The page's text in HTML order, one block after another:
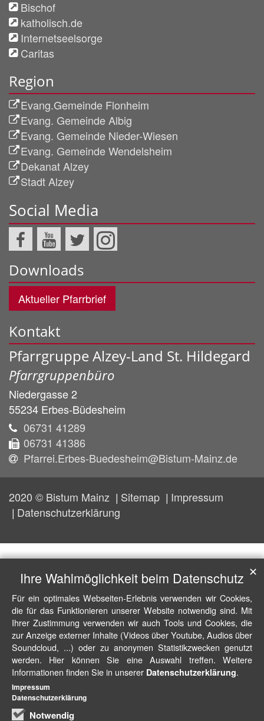
Bischof
katholisch.de
Internetseelsorge
Caritas
Region
Evang.Gemeinde Flonheim
Evang. Gemeinde Albig
Evang. Gemeinde Nieder-Wiesen
Evang. Gemeinde Wendelsheim
Dekanat Alzey
Stadt Alzey
Social Media
Downloads
Aktueller Pfarrbrief
Kontakt
Pfarrgruppe Alzey-Land St. Hildegard
Pfarrgruppenbüro
Niedergasse 2
55234 Erbes-Büdesheim
06731 41289
06731 41386
Pfarrei.Erbes-Buedesheim@Bistum-Mainz.de
2020 © Bistum Mainz Sitemap
Impressum
Datenschutzerklärung
Ihre Wahlmöglichkeit beim Datenschutz
Für ein optimales Webseiten-Erlebnis verwenden wir Cookies,
die für das Funktionieren unserer Website notwendig sind. Mit
Ihrer Zustimmung verwenden wir auch Tools und Cookies, die
zur Anzeige externer Inhalte (Videos über Youtube, Audios über
Soundcloud, ...) oder zu anonymen Statistikzwecken genutzt
werden. Hier können Sie eine Auswahl treffen. Weitere
Informationen finden Sie in unserer Datenschutzerklärung.
Notwendig
✕
Impressum
Datenschutzerklärung